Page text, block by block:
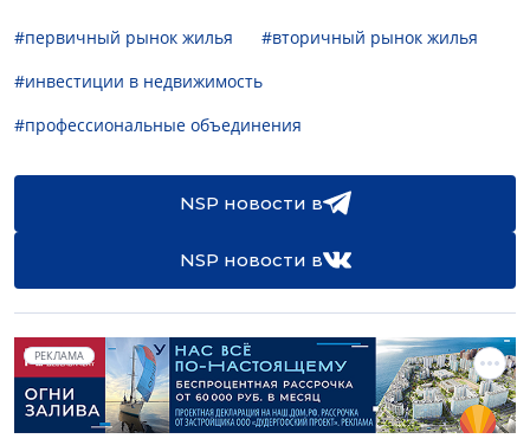
#первичный рынок жилья
#вторичный рынок жилья
#инвестиции в недвижимость
#профессиональные объединения
NSP новости в
NSP новости в
РЕКЛАМА